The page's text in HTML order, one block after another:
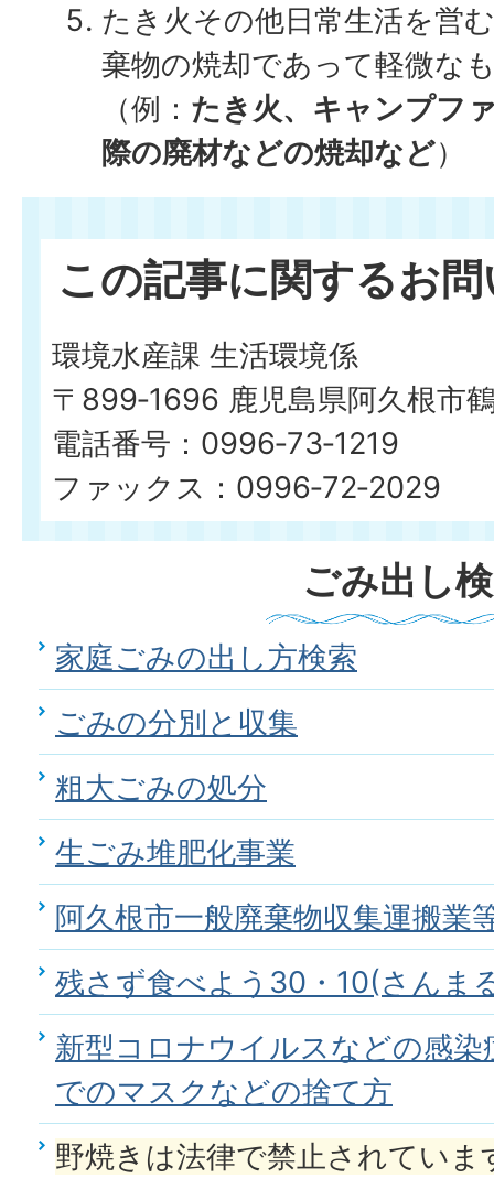
たき火その他日常生活を営
棄物の焼却であって軽微な
（例： たき火、キャンプフ
際の廃材などの焼却など）
この記事に関するお
環境水産課 生活環境係
〒899‐1696 鹿児島県阿久根市
電話番号：0996‐73‐1219
ファックス：0996‐72‐2029
ごみ出し
家庭ごみの出し方検索
ごみの分別と収集
粗大ごみの処分
生ごみ堆肥化事業
阿久根市一般廃棄物収集運搬業
残さず食べよう30・10(さんま
新型コロナウイルスなどの感
でのマスクなどの捨て方
野焼きは法律で禁止されていま